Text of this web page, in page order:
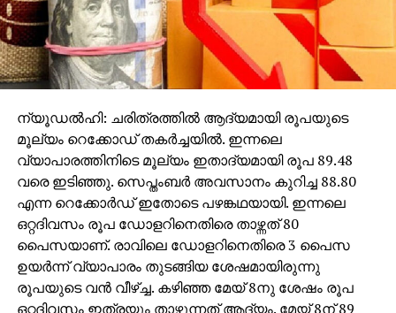
UP NEXT
സഊദിയുടെ ഏകീകരണത്തിന് ആയുധം
പ്രയോഗിച്ചില്ല: അമീര്‍ ഖാലിദ് അല്‍ഫൈല്‍
DON'T MISS
ഫോമില്ല, ഇപ്പോള്‍ അച്ചടക്ക നടപടിയും;
സഞ്ജുവിന് എന്താണ് സംഭവിക്കുന്നത്
ന്യൂഡല്‍ഹി: ചരിത്രത്തില്‍ ആദ്യമായി രൂപയുടെ
മൂല്യം റെക്കോഡ് തകര്‍ച്ചയില്‍. ഇന്നലെ
വ്യാപാരത്തിനിടെ മൂല്യം ഇതാദ്യമായി രൂപ 89.48
വരെ ഇടിഞ്ഞു. സെപ്തംബര്‍ അവസാനം കുറിച്ച 88.80
എന്ന റെക്കോര്‍ഡ് ഇതോടെ പഴങ്കഥയായി. ഇന്നലെ
ഒറ്റദിവസം രൂപ ഡോളറിനെതിരെ താഴ്ന്നത് 80
പൈസയാണ്. രാവിലെ ഡോളറിനെതിരെ 3 പൈസ
ഉയര്‍ന്ന് വ്യാപാരം തുടങ്ങിയ ശേഷമായിരുന്നു
രൂപയുടെ വന്‍ വീഴ്ച്ച. കഴിഞ്ഞ മേയ് 8നു ശേഷം രൂപ
ഒറ്റദിവസം ഇത്രയും താഴുന്നത് ആദ്യം. മേയ് 8ന് 89